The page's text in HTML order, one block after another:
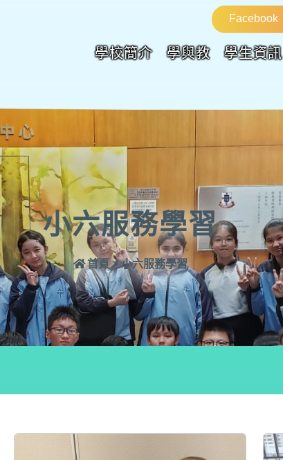
Facebook
學校簡介 學與教 學生資訊
小六服務學習
首頁 > 小六服務學習